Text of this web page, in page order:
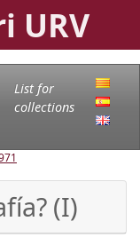
URV
List for
collections
(I)